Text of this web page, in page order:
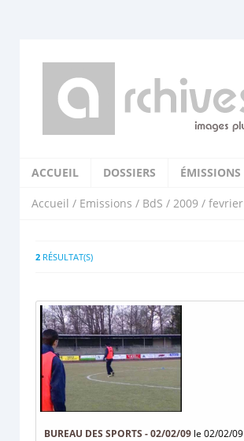
ACCUEIL DOSSIERS ÉMISSIONS
Accueil / Emissions / BdS / 2009 / fevrier
2 RÉSULTAT(S)
BUREAU DES SPORTS - 02/02/09 le 02/02/09